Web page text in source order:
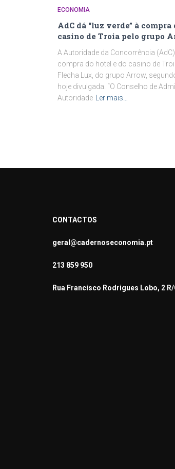
ECONOMIA
AdC dá “luz verde” à
casino de Troia pelo grupo
A Autoridade da Concorrência (AdC)
compra do hotel e do casino de
Flecha Lux, do grupo Arrow,
hoje divulgada. “O Conselho de
Autoridade
Ler mais…
CONTACTOS
geral@cadernoseconomia.pt
213 859 950
Rua Francisco Rodrigues Lobo, 2